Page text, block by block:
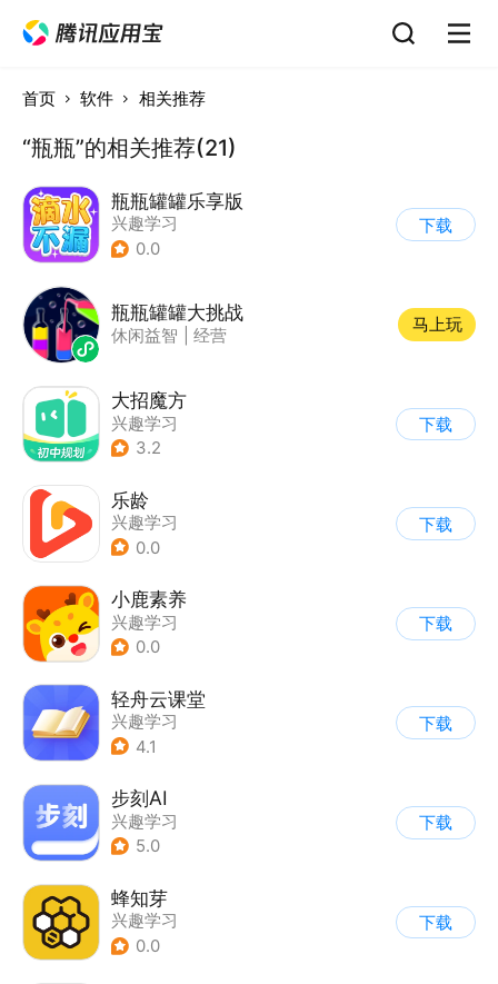
首页 软件 相关推荐
“瓶瓶”的相关推荐(21)
瓶瓶罐罐乐享版
兴趣学习
0.0
下载
瓶瓶罐罐大挑战
休闲益智 经营
马上玩
大招魔方
兴趣学习
3.2
下载
乐龄
兴趣学习
0.0
下载
小鹿素养
兴趣学习
0.0
下载
轻舟云课堂
兴趣学习
4.1
下载
步刻AI
兴趣学习
5.0
下载
蜂知芽
兴趣学习
0.0
下载